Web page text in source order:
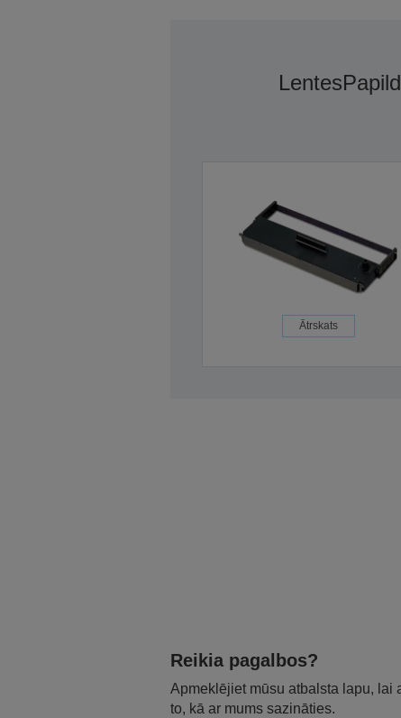
Lentes
Ātrskats
Reikia pagalbos?
Apmeklējiet mūsu atbalsta lapu, lai
to, kā ar mums sazināties.